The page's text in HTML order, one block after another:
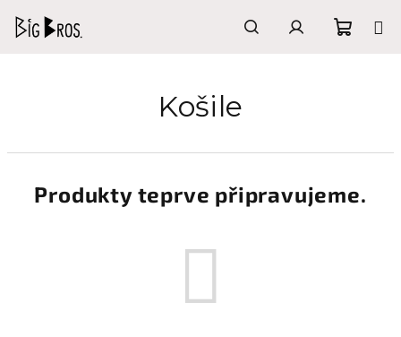
Košile
Produkty teprve připravujeme.